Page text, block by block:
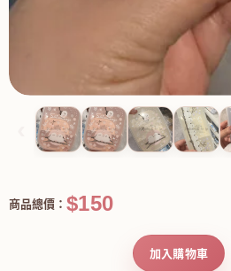
商品總價： $150
加入購物車